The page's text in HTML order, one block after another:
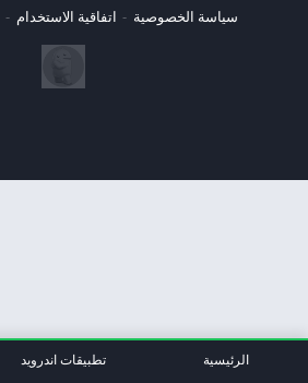
سياسة الخصوصية
اتفاقية الاستخدام
الرئيسية تطبيقات اندرويد